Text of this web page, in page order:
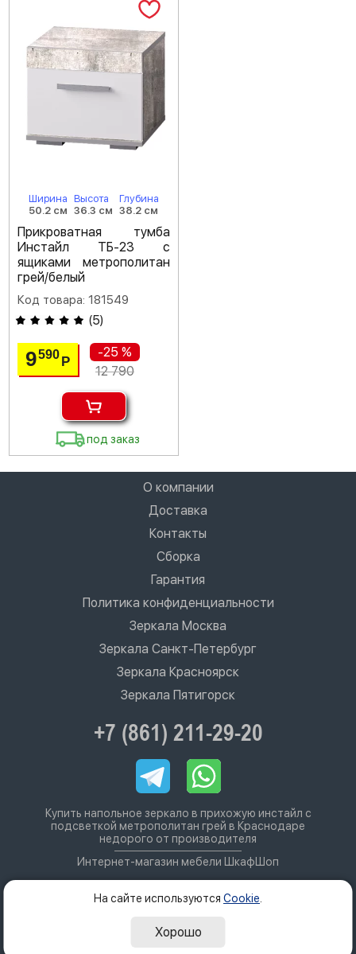
Ширина
50.2 см
Высота
36.3 см
Глубина
38.2 см
Прикроватная тумба
Инстайл ТБ-23 с
ящиками метрополитан
грей/белый
Код товара: 181549
(5)
9590Р
-25 %
12 790
под заказ
О компании
Доставка
Контакты
Сборка
Гарантия
Политика конфиденциальности
Зеркала Москва
Зеркала Санкт-Петербург
Зеркала Красноярск
Зеркала Пятигорск
+7 (861) 211-29-20
Купить напольное зеркало в прихожую инстайл с
подсветкой метрополитан грей в Краснодаре
недорого от производителя
Интернет-магазин мебели ШкафШоп
На сайте используются Cookie
Хорошо